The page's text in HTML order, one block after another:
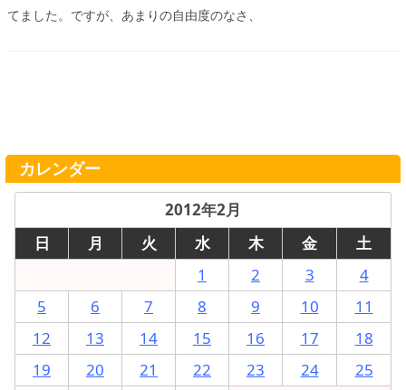
てました。ですが、あまりの自由度のなさ、
カレンダー
2012年2月
日
月 火 水 木 金
土
1
2 3
4
5
6 7 8 9 10
11
12
13 14 15 16 17
18
19
20 21 22 23 24
25